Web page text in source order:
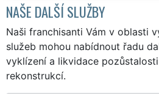
NAŠE DALŠÍ SLUŽBY
Naši franchisanti Vám v oblasti
služeb mohou nabídnout řadu
vyklízení a likvidace
rekonstrukcí.